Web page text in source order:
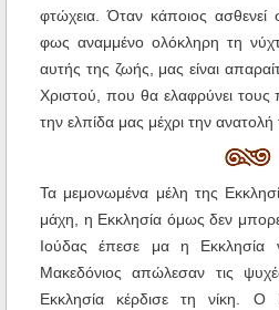
φτώχεια. Όταν κάποιος
φως αναμμένο ολόκληρη τη
αυτής της ζωής, μας είναι
Χριστού, που θα ελαφρύνει τους
την ελπίδα μας μέχρι την
Τα μεμονωμένα μέλη της
μάχη, η Εκκλησία όμως δεν
Ιούδας έπεσε μα η Εκκλησία
Μακεδόνιος απώλεσαν τις
Εκκλησία κέρδισε τη νίκη. Ο